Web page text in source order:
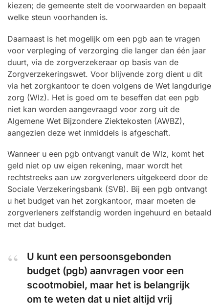
kiezen; de gemeente stelt de voorwaarden en bepaalt
welke steun voorhanden is.
Daarnaast is het mogelijk om een pgb aan te vragen
voor verpleging of verzorging die langer dan één jaar
duurt, via de zorgverzekeraar op basis van de
Zorgverzekeringswet. Voor blijvende zorg dient u dit
via het zorgkantoor te doen volgens de Wet langdurige
zorg (Wlz). Het is goed om te beseffen dat een pgb
niet kan worden aangevraagd voor zorg uit de
Algemene Wet Bijzondere Ziektekosten (AWBZ),
aangezien deze wet inmiddels is afgeschaft.
Wanneer u een pgb ontvangt vanuit de Wlz, komt het
geld niet op uw eigen rekening, maar wordt het
rechtstreeks aan uw zorgverleners uitgekeerd door de
Sociale Verzekeringsbank (SVB). Bij een pgb ontvangt
u het budget van het zorgkantoor, maar moeten de
zorgverleners zelfstandig worden ingehuurd en betaald
met dat budget.
U kunt een persoonsgebonden
budget (pgb) aanvragen voor een
scootmobiel, maar het is belangrijk
om te weten dat u niet altijd vrij